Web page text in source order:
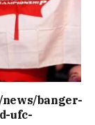
banger-
ufc-